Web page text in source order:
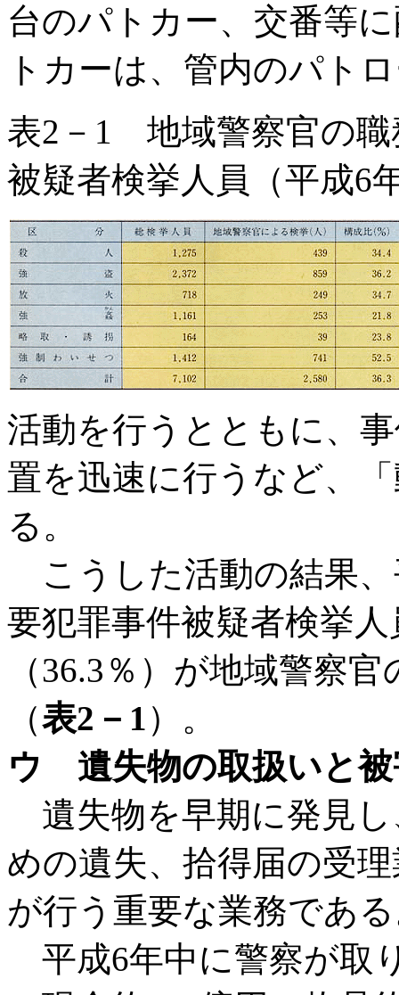
台のパトカー、交番等
トカーは、管内のパト
表2－1 地域警察官の職
被疑者検挙人員（平成6
活動を行うとともに、
置を迅速に行うなど、
る。
こうした活動の結果
要犯罪事件被疑者検挙
（36.3％）が地域警察
（表2－1）。
ウ 遺失物の取扱いと被
遺失物を早期に発見
めの遺失、拾得届の受
が行う重要な業務であ
平成6年中に警察が取